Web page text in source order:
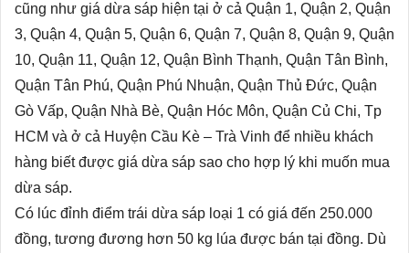
cũng như giá dừa sáp hiện tại ở cả Quận 1, Quận 2, Quận
3, Quận 4, Quận 5, Quận 6, Quận 7, Quận 8, Quận 9, Quận
10, Quận 11, Quận 12, Quận Bình Thạnh, Quận Tân Bình,
Quận Tân Phú, Quận Phú Nhuận, Quận Thủ Đức, Quận
Gò Vấp, Quận Nhà Bè, Quận Hóc Môn, Quận Củ Chi, Tp
HCM và ở cả Huyện Cầu Kè – Trà Vinh để nhiều khách
hàng biết được giá dừa sáp sao cho hợp lý khi muốn mua
dừa sáp.
Có lúc đỉnh điểm trái dừa sáp loại 1 có giá đến 250.000
đồng, tương đương hơn 50 kg lúa được bán tại đồng. Dù